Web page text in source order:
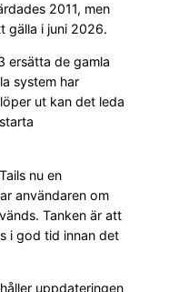
2011, men
gälla i juni 2026.
ersätta de gamla
system har
ut kan det leda
nu en
användaren om
Tanken är att
i god tid innan det
uppdateringen